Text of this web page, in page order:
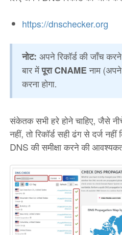
https://dnschecker.org
नोट: अपने रिकॉर्ड की जाँच
बार मेंपूरा CNAMEनाम (अपने
करना होगा.
संकेतक सभी हरे होने चाहिए, जैसे
नहीं, तो रिकॉर्ड सही ढंग से दर्ज
DNS की समीक्षा करने की